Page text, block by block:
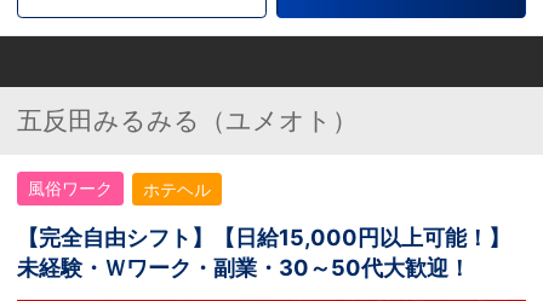
五反田みるみる（ユメオト）
風俗ワーク ホテヘル
【完全自由シフト】【日給15,000円以上可能！】
未経験・Ｗワーク・副業・30～50代大歓迎！